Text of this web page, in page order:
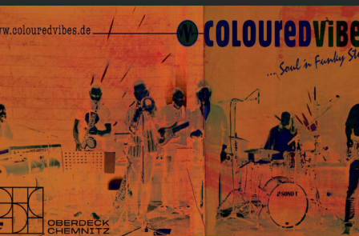
FEIERABEND